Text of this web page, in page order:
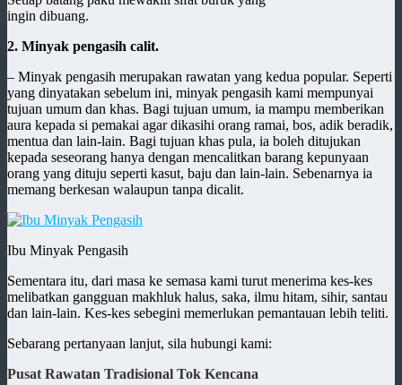
ingin dibuang.
2. Minyak pengasih calit.
– Minyak pengasih merupakan rawatan yang kedua popular. Seperti
yang dinyatakan sebelum ini, minyak pengasih kami mempunyai
tujuan umum dan khas. Bagi tujuan umum, ia mampu memberikan
aura kepada si pemakai agar dikasihi orang ramai, bos, adik beradik,
mentua dan lain-lain. Bagi tujuan khas pula, ia boleh ditujukan
kepada seseorang hanya dengan mencalitkan barang kepunyaan
orang yang dituju seperti kasut, baju dan lain-lain. Sebenarnya ia
memang berkesan walaupun tanpa dicalit.
Ibu Minyak Pengasih
Sementara itu, dari masa ke semasa kami turut menerima kes-kes
melibatkan gangguan makhluk halus, saka, ilmu hitam, sihir, santau
dan lain-lain. Kes-kes sebegini memerlukan pemantauan lebih teliti.
Sebarang pertanyaan lanjut, sila hubungi kami:
Pusat Rawatan Tradisional Tok Kencana